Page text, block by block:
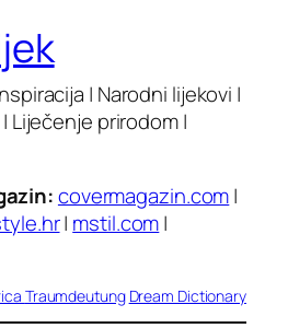
| Narodni lijekovi |
Liječenje prirodom |
covermagazin.com|
| mstil.com|
Traumdeutung Dream Dictionary